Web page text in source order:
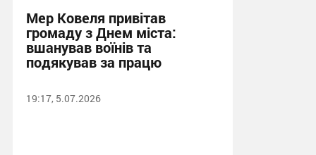
Мер Ковеля привітав
громаду з Днем міста:
вшанував воїнів та
подякував за працю
19:17, 5.07.2026